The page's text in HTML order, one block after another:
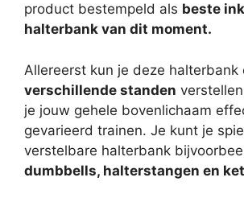
product bestempeld als beste
halterbank van dit moment.
Allereerst kun je deze halterbank
verschillende standen
je jouw gehele bovenlichaam
gevarieerd trainen. Je kunt je
verstelbare halterbank
dumbbells, halterstangen en